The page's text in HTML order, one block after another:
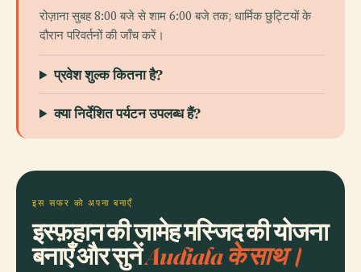
रोज़ाना सुबह 8:00 बजे से शाम 6:00 बजे तक; धार्मिक छुट्टियों के
दौरान परिवर्तनों की जाँच करें।
प्रवेश शुल्क कितना है?
क्या निर्देशित पर्यटन उपलब्ध हैं?
इस सफर को अपना बनाएँ
इस्फ़हान की जामेह मस्जिद की योजना
बनाएँ और सुनेंAudiala के साथ।